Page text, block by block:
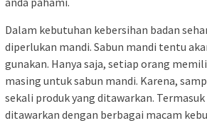
Dalam kebutuhan kebersihan badan
diperlukan mandi. Sabun mandi tentu
gunakan. Hanya saja, setiap orang
masing untuk sabun mandi. Karena,
sekali produk yang ditawarkan.
ditawarkan dengan berbagai macam